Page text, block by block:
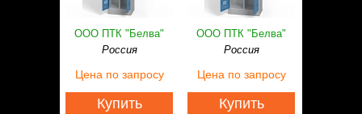
ООО ПТК "Белва"
Россия
Цена по запросу
Купить
ООО ПТК "Белва"
Россия
Цена по запросу
Купить